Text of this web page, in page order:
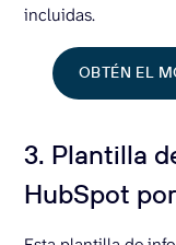
incluidas.
OBTÉN EL
3. Plantilla
HubSpot